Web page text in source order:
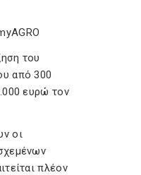
του
από 300
ευρώ τον
οι
πλέον